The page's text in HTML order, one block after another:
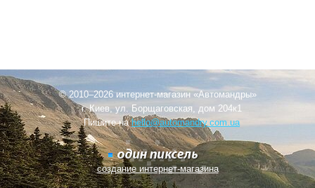
© 2010–2026 интернет-магазин «Автомандры»
г. Киев, ул. Борщаговская, дом 204к1
Пишите наhello@automandry.com.ua
создание интернет-магазина